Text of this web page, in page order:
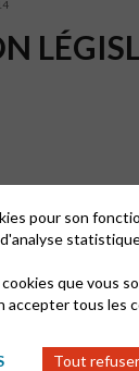
pour son
que vous
accepter tous
Tout refuser